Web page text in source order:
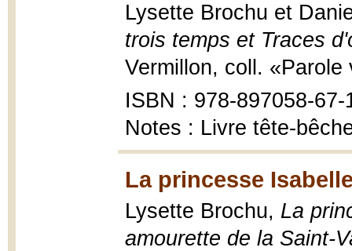
Lysette Brochu et
trois temps et Traces
Vermillon, coll.
ISBN : 978-897058-67-
Notes : Livre tête-
La princesse
Lysette Brochu, La
amourette de la Saint-